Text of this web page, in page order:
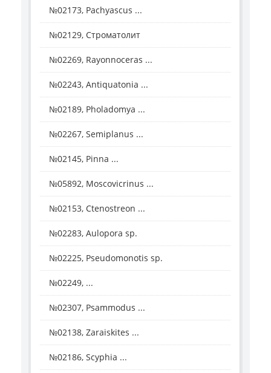
№02173, Pachyascus ...
№02129, Строматолит
№02269, Rayonnoceras ...
№02243, Antiquatonia ...
№02189, Pholadomya ...
№02267, Semiplanus ...
№02145, Pinna ...
№05892, Moscovicrinus ...
№02153, Ctenostreon ...
№02283, Aulopora sp.
№02225, Pseudomonotis sp.
№02249, ...
№02307, Psammodus ...
№02138, Zaraiskites ...
№02186, Scyphia ...